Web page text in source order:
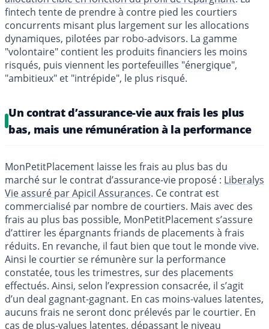
fintech tente de prendre à contre pied les courtiers
concurrents misant plus largement sur les allocations
dynamiques, pilotées par robo-advisors. La gamme
"volontaire" contient les produits financiers les moins
risqués, puis viennent les portefeuilles "énergique",
"ambitieux" et "intrépide", le plus risqué.
Un contrat d’assurance-vie aux frais les plus
bas, mais une rémunération à la performance
MonPetitPlacement laisse les frais au plus bas du
marché sur le contrat d’assurance-vie proposé : Liberalys
Vie assuré par Apicil Assurances. Ce contrat est
commercialisé par nombre de courtiers. Mais avec des
frais au plus bas possible, MonPetitPlacement s’assure
d’attirer les épargnants friands de placements à frais
réduits. En revanche, il faut bien que tout le monde vive.
Ainsi le courtier se rémunère sur la performance
constatée, tous les trimestres, sur des placements
effectués. Ainsi, selon l’expression consacrée, il s’agit
d’un deal gagnant-gagnant. En cas moins-values latentes,
aucuns frais ne seront donc prélevés par le courtier. En
cas de plus-values latentes, dépassant le niveau